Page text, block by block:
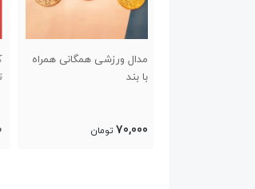
کفش کشتی تگام سایز ۳۰
تا ۳۴
1,100,000 تومان